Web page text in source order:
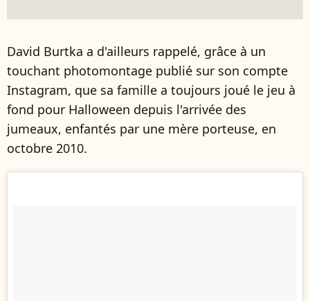
David Burtka a d'ailleurs rappelé, grâce à un
touchant photomontage publié sur son compte
Instagram, que sa famille a toujours joué le jeu à
fond pour Halloween depuis l'arrivée des
jumeaux, enfantés par une mère porteuse, en
octobre 2010.